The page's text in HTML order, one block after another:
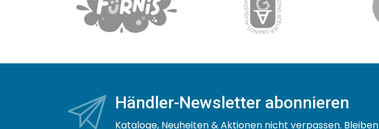
Händler-Newsletter abonnieren
Kataloge, Neuheiten & Aktionen nicht verpassen. Bleiben